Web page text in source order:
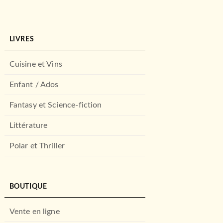
LIVRES
Cuisine et Vins
Enfant / Ados
Fantasy et Science-fiction
Littérature
Polar et Thriller
BOUTIQUE
Vente en ligne